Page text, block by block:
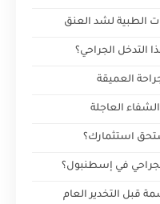
الطبية لشد العنق
التدخل الجراحي؟
العميقة
العاجلة
استثمارك؟
الجراحي في إسطنبول؟
قبل التخدير العام